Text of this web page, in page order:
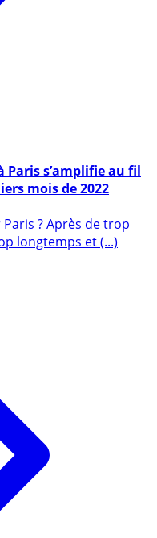
s’amplifie au fil
? Après de trop
longtemps et (...)